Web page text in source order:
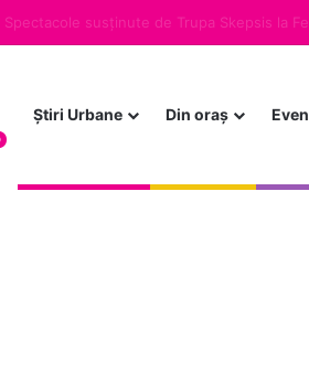
Iluminatul public din Sebeș – consum
Ştiri Urbane Din oraș